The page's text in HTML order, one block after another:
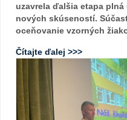
uzavrela ďalšia etapa
nových skúseností.
oceňovanie vzorných
Čítajte ďalej >>>